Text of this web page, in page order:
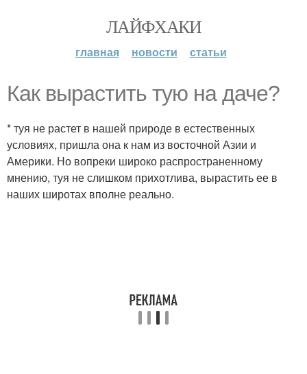
ЛАЙФХАКИ
главная новости статьи
Как вырастить тую на даче?
* туя не растет в нашей природе в естественных
условиях, пришла она к нам из восточной Азии и
Америки. Но вопреки широко распространенному
мнению, туя не слишком прихотлива, вырастить ее в
наших широтах вполне реально.